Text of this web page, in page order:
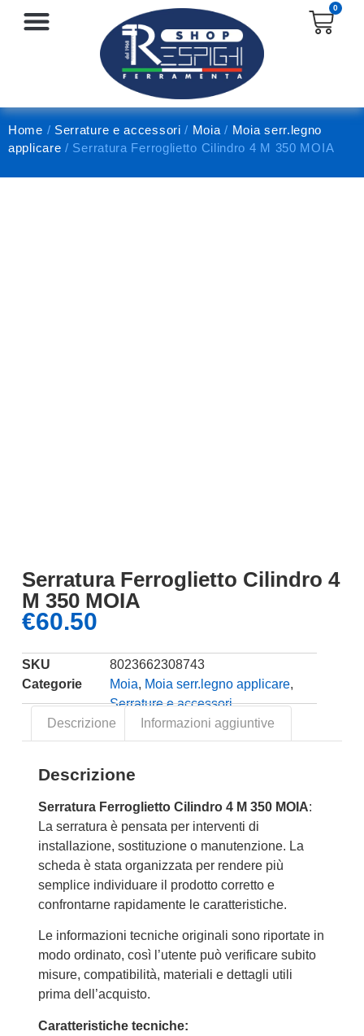
0
Home / Serrature e accessori / Moia / Moia serr.legno
applicare / Serratura Ferroglietto Cilindro 4 M 350 MOIA
Serratura Ferroglietto Cilindro 4
M 350 MOIA
€60.50
SKU
8023662308743
Categorie
Moia, Moia serr.legno applicare,
Serrature e accessori
Descrizione
Informazioni aggiuntive
Descrizione
Serratura Ferroglietto Cilindro 4 M 350 MOIA:
La serratura è pensata per interventi di
installazione, sostituzione o manutenzione. La
scheda è stata organizzata per rendere più
semplice individuare il prodotto corretto e
confrontarne rapidamente le caratteristiche.
Le informazioni tecniche originali sono riportate in
modo ordinato, così l’utente può verificare subito
misure, compatibilità, materiali e dettagli utili
prima dell’acquisto.
Caratteristiche tecniche: